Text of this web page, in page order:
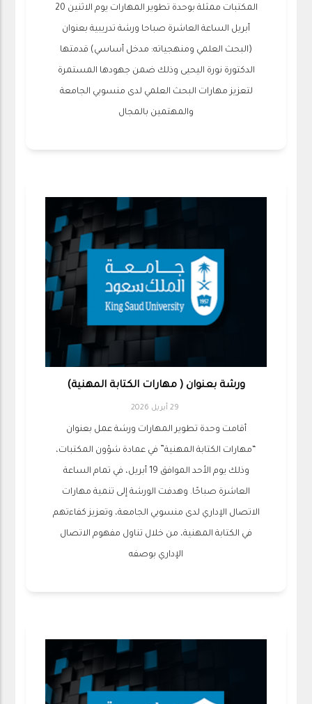
المكتبات ممثلة بوحدة تطوير المهارات يوم الاثنين 20
أبريل الساعة العاشرة صباحا ورشة تدريبية بعنوان
(البحث العلمي ومنهجياته: مدخل أساسي) قدمتها
الدكتورة نورة اليحيى وذلك ضمن جهودها المستمرة
لتعزيز مهارات البحث العلمي لدى منسوبي الجامعة
والمهتمين بالمجال
ورشة بعنوان ( مهارات الكتابة المهنية)
29 أبريل 2026
أقامت وحدة تطوير المهارات ورشة عمل بعنوان
“مهارات الكتابة المهنية” في عمادة شؤون المكتبات،
وذلك يوم الأحد الموافق 19 أبريل، في تمام الساعة
العاشرة صباحًا. وهدفت الورشة إلى تنمية مهارات
الاتصال الإداري لدى منسوبي الجامعة، وتعزيز كفاءتهم
في الكتابة المهنية، من خلال تناول مفهوم الاتصال
الإداري بوصفه